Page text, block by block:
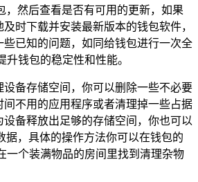
，然后查看是否有可用的更新，如果
时下载并安装最新版本的钱包软件，
已知的问题，如同给钱包进行一次全
升钱包的稳定性和性能。
设备存储空间，你可以删除一些不必要
间不用的应用程序或者清理掉一些占据
备释放出足够的存储空间，你也可以
据，具体的操作方法你可以在钱包的
一个装满物品的房间里找到清理杂物